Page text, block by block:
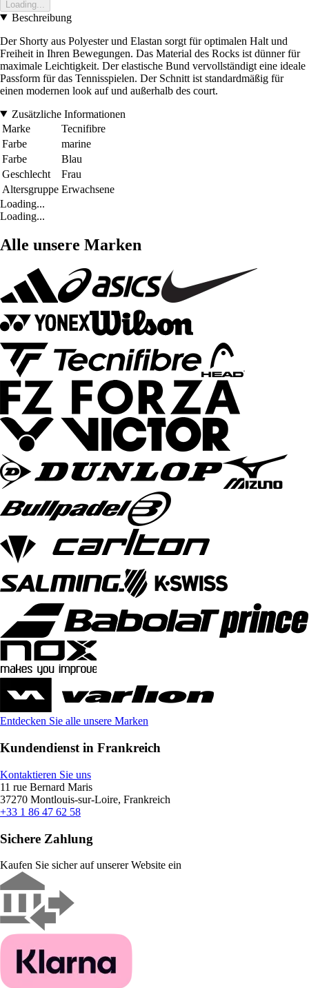
Loading...
Beschreibung
Der Shorty aus Polyester und Elastan sorgt für optimalen Halt und
Freiheit in Ihren Bewegungen. Das Material des Rocks ist dünner für
maximale Leichtigkeit. Der elastische Bund vervollständigt eine ideale
Passform für das Tennisspielen. Der Schnitt ist standardmäßig für
einen modernen look auf und außerhalb des court.
Zusätzliche Informationen
Marke
Tecnifibre
Farbe
marine
Farbe
Blau
Geschlecht
Frau
Altersgruppe Erwachsene
Loading...
Loading...
Alle unsere Marken
Entdecken Sie alle unsere Marken
Kundendienst in Frankreich
Kontaktieren Sie uns
11 rue Bernard Maris
37270 Montlouis-sur-Loire, Frankreich
+33 1 86 47 62 58
Sichere Zahlung
Kaufen Sie sicher auf unserer Website ein